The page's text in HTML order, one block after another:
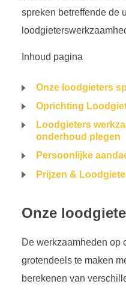
spreken betreffende de
Inhoud pagina
Onze loodgieters
Oprichting
Loodgieters
onderhoud plegen
Persoonlijke
Prijzen &
Onze
De werkzaamheden op
grotendeels te maken
berekenen van